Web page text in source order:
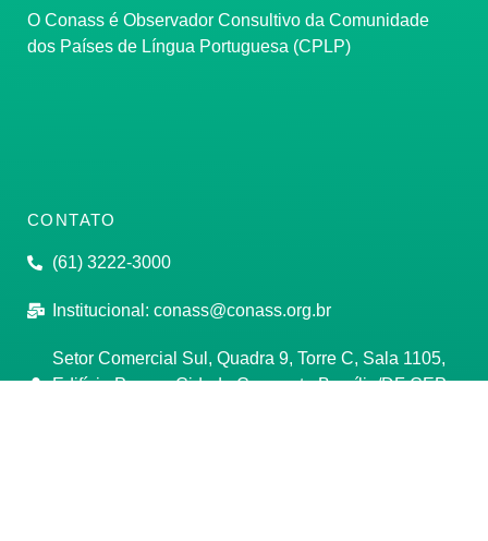
O Conass é Observador Consultivo da Comunidade
dos Países de Língua Portuguesa (CPLP)
CONTATO
(61) 3222-3000
Institucional: conass@conass.org.br
Setor Comercial Sul, Quadra 9, Torre C, Sala 1105,
Edifício Parque Cidade Corporate Brasília/DF CEP: